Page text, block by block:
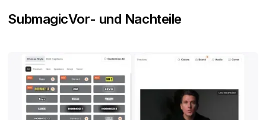
SubmagicVor- und Nachteile